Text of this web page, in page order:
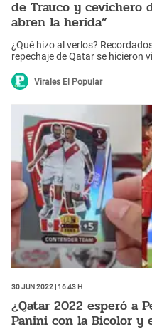
de Trauco y cevichero
abren la herida”
¿Qué hizo al verlos?
repechaje de Qatar se hicieron
Virales El Popular
30 Jun 2022 | 16:43 h
¿Qatar 2022 esperó a
Panini con la Bicolor y